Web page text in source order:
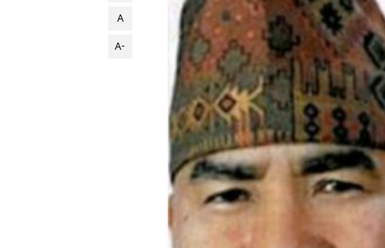
A
A-